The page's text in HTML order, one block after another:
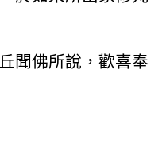
聞佛所說，歡喜奉